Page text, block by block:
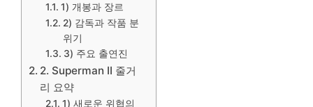
1) 개봉과 장르
2) 감독과 작품 분
위기
3) 주요 출연진
2. Superman II 줄거
리 요약
1) 새로운 위협의